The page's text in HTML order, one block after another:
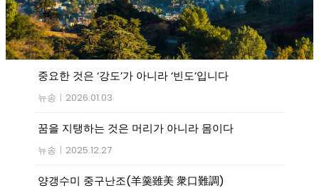
중요한 것은 ‘강도’가 아니라 ‘빈도’입니다
뉴송 | 2026.01.03
꿈을 지탱하는 것은 머리가 아니라 몸이다
뉴송 | 2025.12.27
양갱수미 중구난조(羊羹雖美 衆口難調)